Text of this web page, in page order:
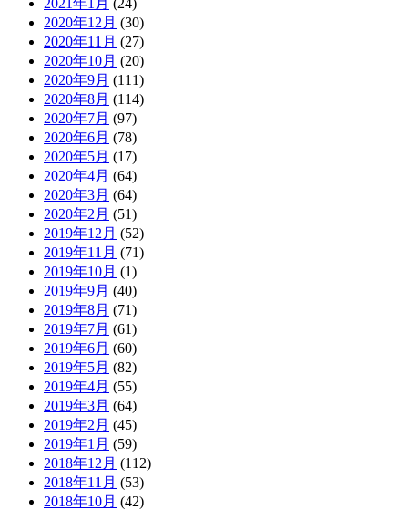
2020年12月 (30)
2020年11月 (27)
2020年10月 (20)
2020年9月 (111)
2020年8月 (114)
2020年7月 (97)
2020年6月 (78)
2020年5月 (17)
2020年4月 (64)
2020年3月 (64)
2020年2月 (51)
2019年12月 (52)
2019年11月 (71)
2019年10月 (1)
2019年9月 (40)
2019年8月 (71)
2019年7月 (61)
2019年6月 (60)
2019年5月 (82)
2019年4月 (55)
2019年3月 (64)
2019年2月 (45)
2019年1月 (59)
2018年12月 (112)
2018年11月 (53)
2018年10月 (42)